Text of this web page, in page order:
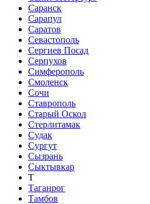
Саранск
Сарапул
Саратов
Севастополь
Сергиев Посад
Серпухов
Симферополь
Смоленск
Сочи
Ставрополь
Старый Оскол
Стерлитамак
Судак
Сургут
Сызрань
Сыктывкар
Т
Таганрог
Тамбов